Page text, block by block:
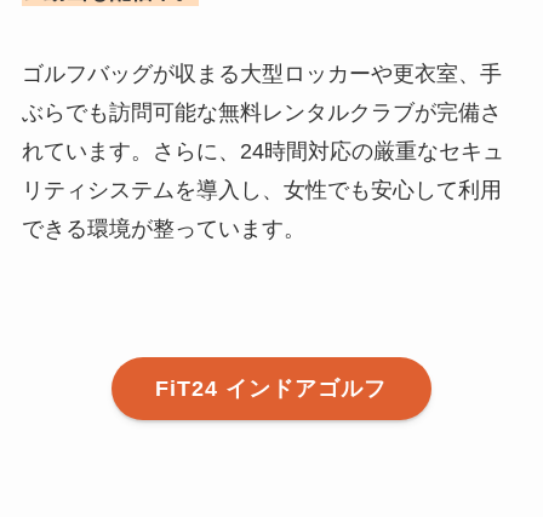
ゴルフバッグが収まる大型ロッカーや更衣室、手
ぶらでも訪問可能な無料レンタルクラブが完備さ
れています。さらに、24時間対応の厳重なセキュ
リティシステムを導入し、女性でも安心して利用
できる環境が整っています。
FiT24 インドアゴルフ